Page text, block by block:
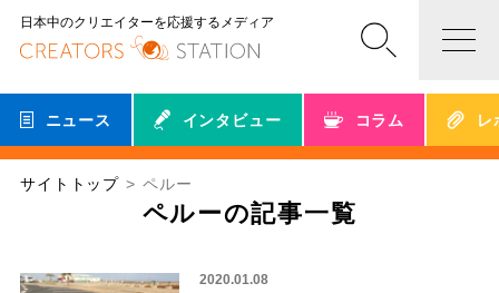
日本中のクリエイターを応援するメディア
ニュース インタビュー コラム レ
サイトトップ ペルー
ペルーの記事一覧
2020.01.08